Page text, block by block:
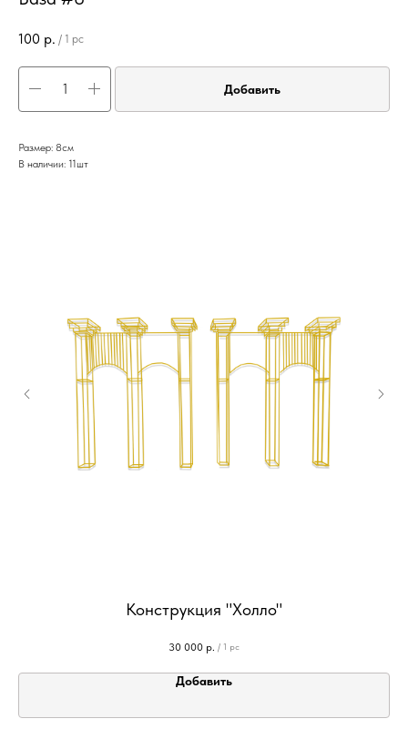
100 р. / 1 pc
Добавить
Размер: 8см
В наличии: 11шт
Конструкция "Холло"
30 000 р. / 1 pc
Добавить